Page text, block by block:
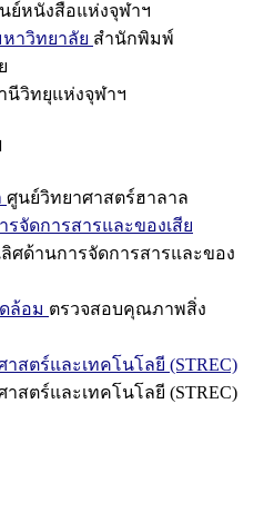
ย์หนังสือแห่งจุฬาฯ
าวิทยาลัย สำนักพิมพ์
นีวิทยุแห่งจุฬาฯ
ศูนย์วิทยาศาสตร์ฮาลาล
จัดการสารและของเสีย
ศด้านการจัดการสารและของ
ล้อม ตรวจสอบคุณภาพสิ่ง
สตร์และเทคโนโลยี (STREC)
สตร์และเทคโนโลยี (STREC)